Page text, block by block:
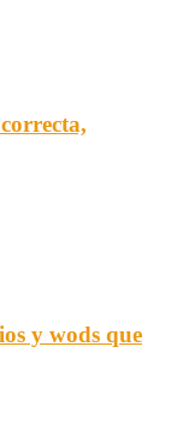
y wods que